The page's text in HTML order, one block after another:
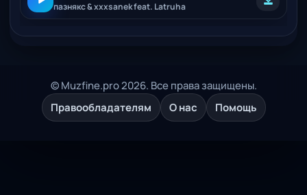
пазнякс & xxxsanek feat. Latruha
© Muzfine.pro 2026. Все права защищены.
Правообладателям
О нас Помощь